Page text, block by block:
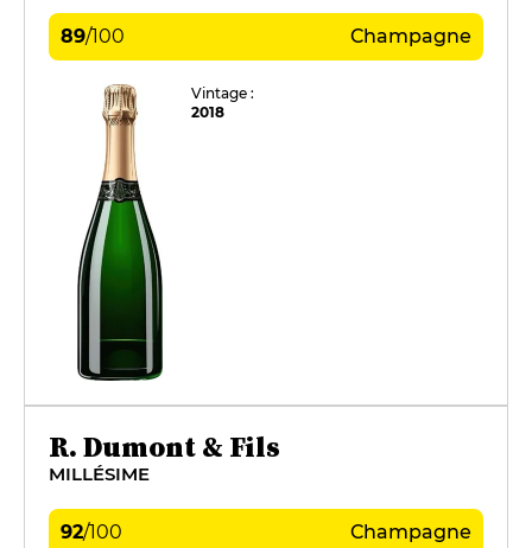
89/100 Champagne
Vintage :
2018
R. Dumont & Fils
MILLÉSIME
92/100 Champagne